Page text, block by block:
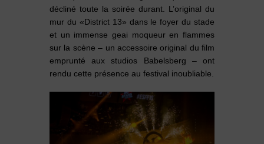
décliné toute la soirée durant. L’original du
mur du «District 13» dans le foyer du stade
et un immense geai moqueur en flammes
sur la scène – un accessoire original du film
emprunté aux studios Babelsberg – ont
rendu cette présence au festival inoubliable.